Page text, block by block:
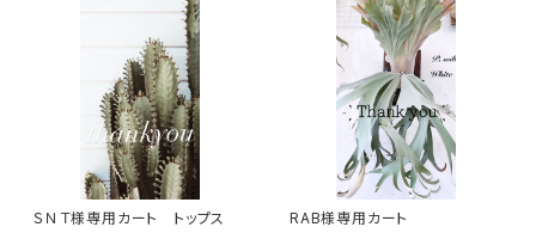
ＳＮＴ様専用カート トップス RAB様専用カート